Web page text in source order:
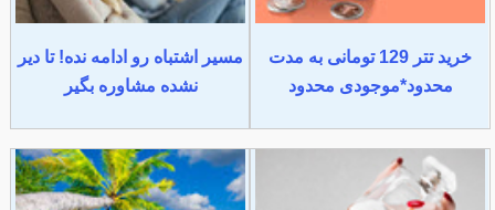
خرید تتر 129 تومانی به مدت
محدود*موجودی محدود
مسیر اشتباه رو ادامه نده! تا دیر
نشده مشاوره بگیر